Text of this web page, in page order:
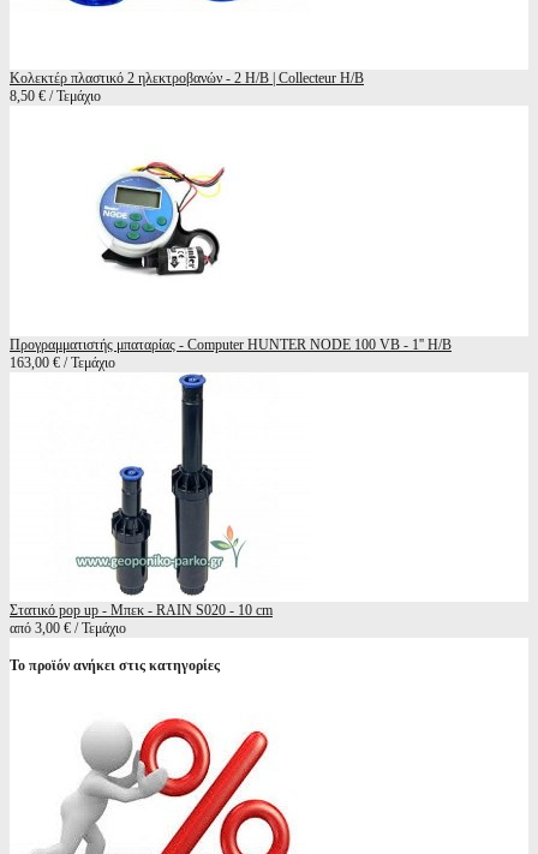
Κολεκτέρ πλαστικό 2 ηλεκτροβανών - 2 Η/Β | Collecteur H/B
8,50 € / Τεμάχιο
Προγραμματιστής μπαταρίας - Computer HUNTER NODE 100 VB - 1'' H/B
163,00 € / Τεμάχιο
Στατικό pop up - Μπεκ - RAIN S020 - 10 cm
από 3,00 € / Τεμάχιο
Το προϊόν ανήκει στις κατηγορίες